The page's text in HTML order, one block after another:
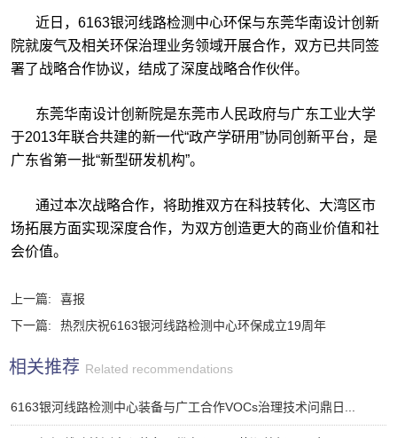
近日，6163银河线路检测中心环保与东莞华南设计创新
院就废气及相关环保治理业务领域开展合作，双方已共同签
署了战略合作协议，结成了深度战略合作伙伴。
东莞华南设计创新院是东莞市人民政府与广东工业大学
于2013年联合共建的新一代“政产学研用”协同创新平台，是
广东省第一批“新型研发机构”。
通过本次战略合作，将助推双方在科技转化、大湾区市
场拓展方面实现深度合作，为双方创造更大的商业价值和社
会价值。
上一篇:
喜报
下一篇:
热烈庆祝6163银河线路检测中心环保成立19周年
相关推荐 Related recommendations
6163银河线路检测中心装备与广工合作VOCs治理技术问鼎日...